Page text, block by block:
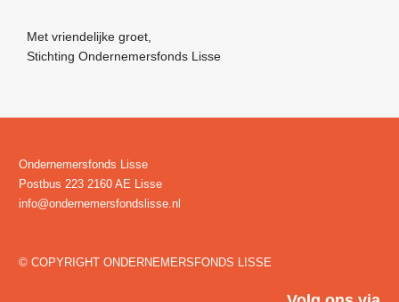
Met vriendelijke groet,
Stichting Ondernemersfonds Lisse
Ondernemersfonds Lisse
Postbus 223 2160 AE Lisse
info@ondernemersfondslisse.nl
© COPYRIGHT ONDERNEMERSFONDS LISSE